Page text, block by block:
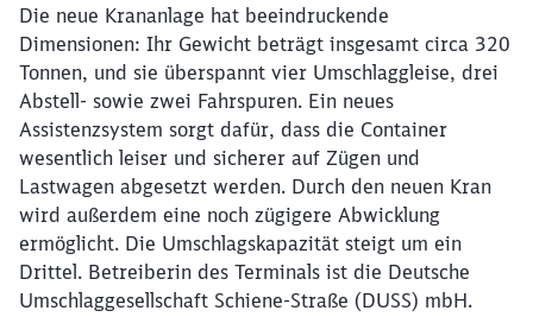
Die neue Krananlage hat beeindruckende
Dimensionen: Ihr Gewicht beträgt insgesamt circa 320
Tonnen, und sie überspannt vier Umschlaggleise, drei
Abstell- sowie zwei Fahrspuren. Ein neues
Assistenzsystem sorgt dafür, dass die Container
wesentlich leiser und sicherer auf Zügen und
Lastwagen abgesetzt werden. Durch den neuen Kran
wird außerdem eine noch zügigere Abwicklung
ermöglicht. Die Umschlagskapazität steigt um ein
Drittel. Betreiberin des Terminals ist die Deutsche
Umschlaggesellschaft Schiene-Straße (DUSS) mbH.